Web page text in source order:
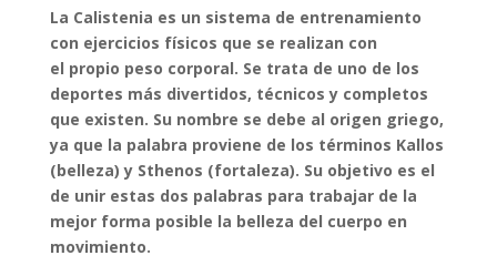
La Calistenia es un sistema de entrenamiento
con ejercicios físicos que se realizan con
el propio peso corporal. Se trata de uno de los
deportes más divertidos, técnicos y completos
que existen. Su nombre se debe al origen griego,
ya que la palabra proviene de los términos Kallos
(belleza) y Sthenos (fortaleza). Su objetivo es el
de unir estas dos palabras para trabajar de la
mejor forma posible la belleza del cuerpo en
movimiento.